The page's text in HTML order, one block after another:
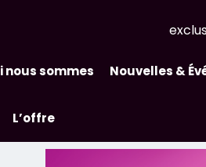
nous sommes Nouvelles &
L’offre